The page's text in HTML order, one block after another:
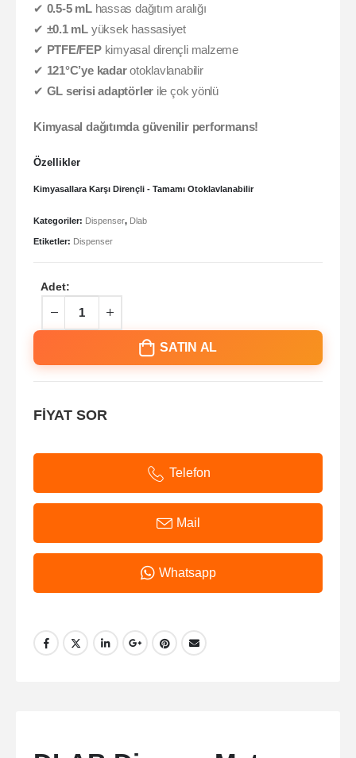
✔ 0.5-5 mLhassas dağıtım aralığı
✔ ±0.1 mL yüksek hassasiyet
✔ PTFE/FEPkimyasal dirençli malzeme
✔ 121°C’ye kadarotoklavlanabilir
✔ GL serisi adaptörler ile çok yönlü
Kimyasal dağıtımda güvenilir performans!
Özellikler
Kimyasallara Karşı Dirençli - Tamamı Otoklavlanabilir
Kategoriler: Dispenser, Dlab
Etiketler: Dispenser
Adet:
SATIN AL
FİYAT SOR
Telefon
Mail
Whatsapp